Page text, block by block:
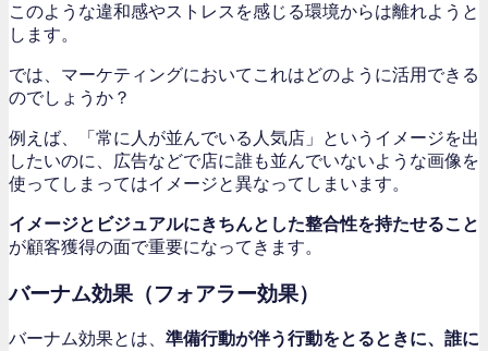
このような違和感やストレスを感じる環境からは離れようと
します。
では、マーケティングにおいてこれはどのように活用できる
のでしょうか？
例えば、「常に人が並んでいる人気店」というイメージを出
したいのに、広告などで店に誰も並んでいないような画像を
使ってしまってはイメージと異なってしまいます。
イメージとビジュアルにきちんとした整合性を持たせること
が顧客獲得の面で重要になってきます。
バーナム効果（フォアラー効果）
バーナム効果とは、 準備行動が伴う行動をとるときに、誰に